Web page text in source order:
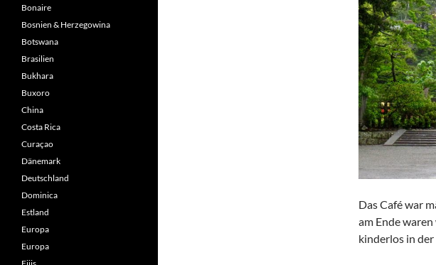
Das Café war
am Ende
kinderlos in
Bonaire
Bosnien & Herzegowina
Botswana
Brasilien
Bukhara
Buxoro
China
Costa Rica
Curaçao
Dänemark
Deutschland
Dominica
Estland
Europa
Europa